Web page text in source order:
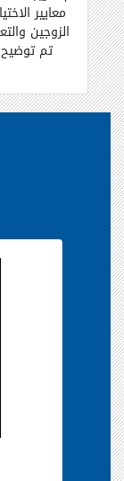
معايير
الزوجين
تم توضيح